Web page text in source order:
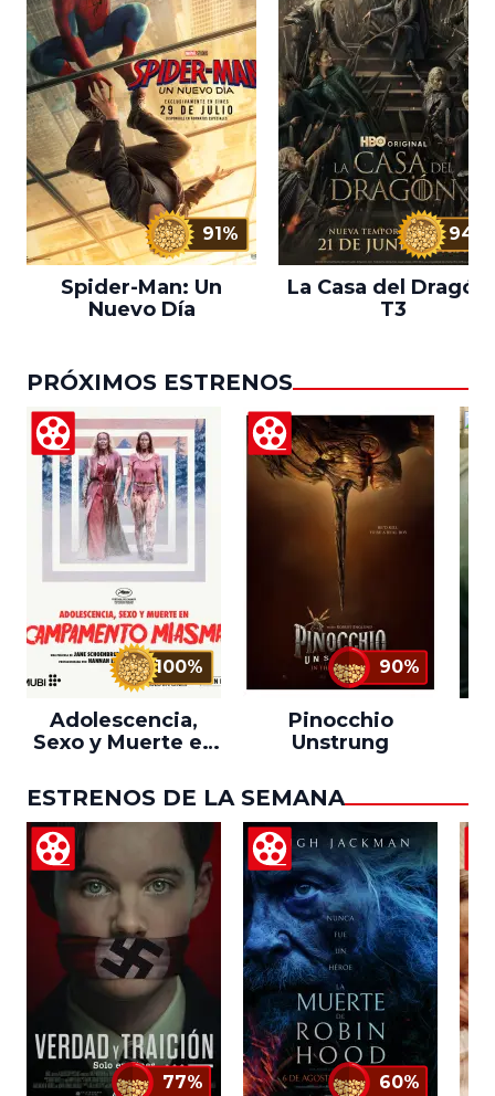
91%
Spider-Man: Un
Nuevo Día
94%
La Casa del Dragón
T3
PRÓXIMOS ESTRENOS
100%
Adolescencia,
Sexo y Muerte en
Miasma
90%
Pinocchio
Unstrung
ESTRENOS DE LA SEMANA
77% 60%